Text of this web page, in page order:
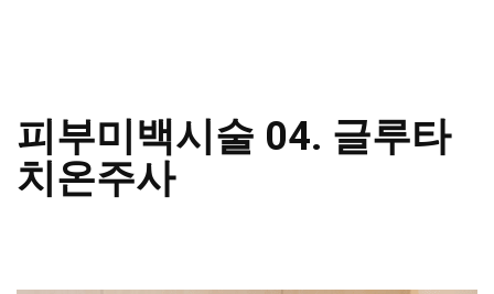
피부미백시술 04. 글루타
치온주사